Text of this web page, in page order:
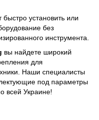
быстро установить или
без
инструмента.
вы найдете широкий
для
Наши специалисты
под параметры
всей Украине!